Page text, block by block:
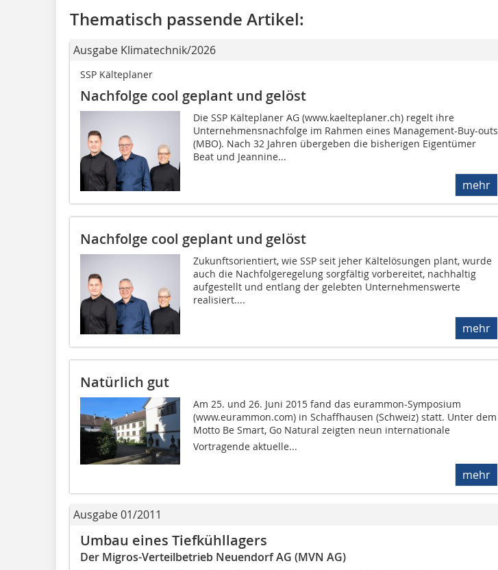
Thematisch passende Artikel:
Ausgabe Klimatechnik/2026
SSP Kälteplaner
Nachfolge cool geplant und gelöst
Die SSP Kälteplaner AG (www.kaelteplaner.ch) regelt ihre
Unternehmensnachfolge im Rahmen eines Management-Buy-outs
(MBO). Nach 32 Jahren übergeben die bisherigen Eigentümer
Beat und Jeannine...
mehr
Nachfolge cool geplant und gelöst
Zukunftsorientiert, wie SSP seit jeher Kältelösungen plant, wurde
auch die Nachfolgeregelung sorgfältig vorbereitet, nachhaltig
aufgestellt und entlang der gelebten Unternehmenswerte
realisiert....
mehr
Natürlich gut
Am 25. und 26. Juni 2015 fand das eurammon-Symposium
(www.eurammon.com) in Schaffhausen (Schweiz) statt. Unter dem
Motto Be Smart, Go Natural zeigten neun internationale
Vortragende aktuelle...
mehr
Ausgabe 01/2011
Umbau eines Tiefkühllagers
Der Migros-Verteilbetrieb Neuendorf AG (MVN AG)